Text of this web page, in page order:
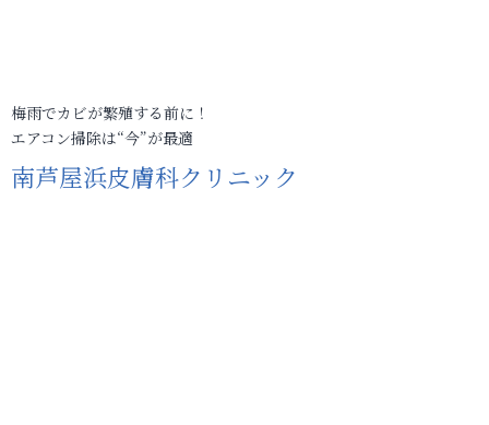
梅雨でカビが繁殖する前に！
エアコン掃除は“今”が最適
南芦屋浜皮膚科クリニック